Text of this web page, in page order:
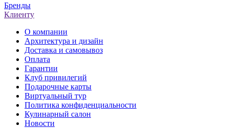
Бренды
Клиенту
О компании
Архитектура и дизайн
Доставка и самовывоз
Оплата
Гарантии
Клуб привилегий
Подарочные карты
Виртуальный тур
Политика конфиденциальности
Кулинарный салон
Новости